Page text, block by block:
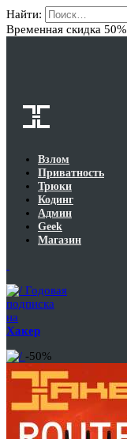
Найти:
Временная скидка 50%
Взлом
Приватность
Трюки
Кодинг
Админ
Geek
Магазин
Годовая
подписка
на
Хакер
-50%